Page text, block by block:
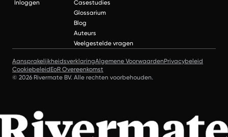
Inloggen
Casestudies
Glossarium
Blog
Auteurs
Veelgestelde vragen
AansprakelijkheidsverklaringAlgemene VoorwaardenPrivacybeleid
CookiebeleidEoR Overeenkomst
© 2026 Rivermate BV. Alle rechten voorbehouden.